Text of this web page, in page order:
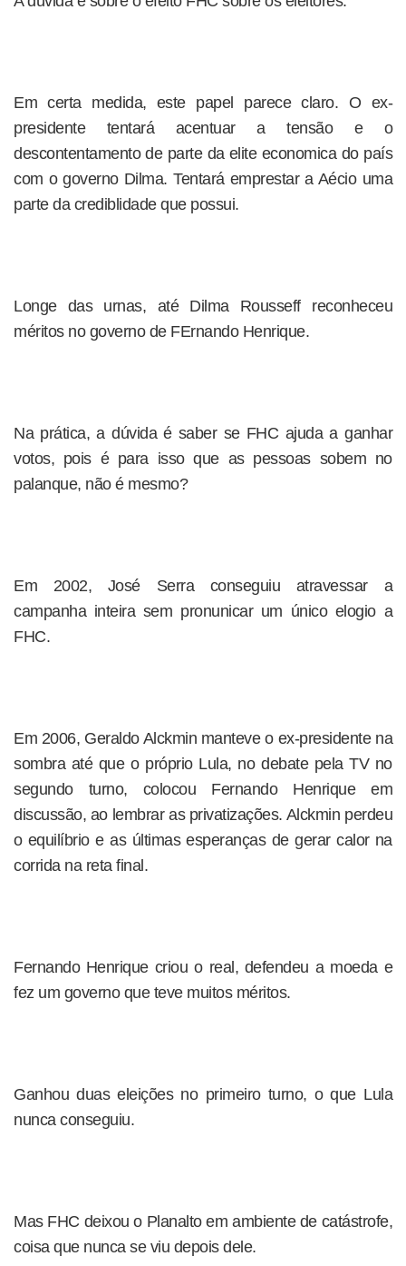
Em certa medida, este papel parece claro. O ex-
presidente tentará acentuar a tensão e o
descontentamento de parte da elite economica do país
com o governo Dilma. Tentará emprestar a Aécio uma
parte da crediblidade que possui.
Longe das urnas, até Dilma Rousseff reconheceu
méritos no governo de FErnando Henrique.
Na prática, a dúvida é saber se FHC ajuda a ganhar
votos, pois é para isso que as pessoas sobem no
palanque, não é mesmo?
Em 2002, José Serra conseguiu atravessar a
campanha inteira sem pronunicar um único elogio a
FHC.
Em 2006, Geraldo Alckmin manteve o ex-presidente na
sombra até que o próprio Lula, no debate pela TV no
segundo turno, colocou Fernando Henrique em
discussão, ao lembrar as privatizações. Alckmin perdeu
o equilíbrio e as últimas esperanças de gerar calor na
corrida na reta final.
Fernando Henrique criou o real, defendeu a moeda e
fez um governo que teve muitos méritos.
Ganhou duas eleições no primeiro turno, o que Lula
nunca conseguiu.
Mas FHC deixou o Planalto em ambiente de catástrofe,
coisa que nunca se viu depois dele.